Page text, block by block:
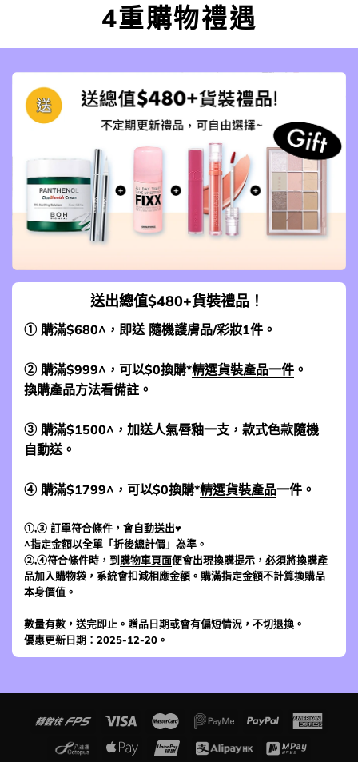
4重購物禮遇
送出總值$480+貨裝禮品！
① 購滿$680^，即送 隨機護膚品/彩妝1件。
② 購滿$999^，可以$0換購*精選貨裝產品一件 。
換購產品方法看備註。
③ 購滿$1500^，加送人氣唇釉一支，款式色款隨機
自動送。
④ 購滿$1799^，可以$0換購*精選貨裝產品一件。
①,③ 訂單符合條件，會自動送出♥
^指定金額以全單「折後總計價」為準。
②,④符合條件時，到購物車頁面便會出現換購提示，必須將換購產
品加入購物袋，系統會扣減相應金額。購滿指定金額不計算換購品
本身價值。
數量有數，送完即止。贈品日期或會有偏短情況，不切退換。
優惠更新日期：2025-12-20。